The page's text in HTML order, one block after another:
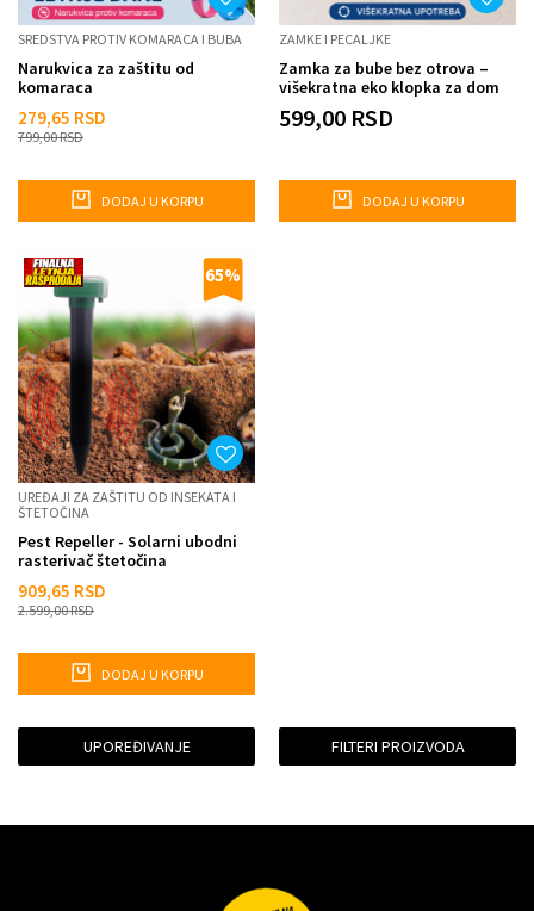
SREDSTVA PROTIV KOMARACA I BUBA
Narukvica za zaštitu od
komaraca
279,65 RSD
799,00RSD
DODAJ U KORPU
ZAMKE I PECALJKE
Zamka za bube bez otrova –
višekratna eko klopka za dom
599,00 RSD
DODAJ U KORPU
65%
UREĐAJI ZA ZAŠTITU OD INSEKATA I
ŠTETOČINA
Pest Repeller - Solarni ubodni
rasterivač štetočina
909,65 RSD
2.599,00RSD
DODAJ U KORPU
UPOREĐIVANJE FILTERI PROIZVODA